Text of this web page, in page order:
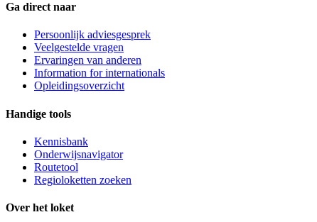
Ga direct naar
Persoonlijk adviesgesprek
Veelgestelde vragen
Ervaringen van anderen
Information for internationals
Opleidingsoverzicht
Handige tools
Kennisbank
Onderwijsnavigator
Routetool
Regioloketten zoeken
Over het loket